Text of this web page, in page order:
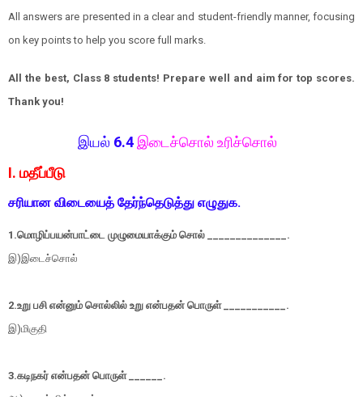
All answers are presented in a clear and student-friendly manner, focusing
on key points to help you score full marks.
All the best, Class 8 students! Prepare well and aim for top scores.
Thank you!
இயல் 6.4 இடைச்சொல் உரிச்சொல்
I. மதீப்பீடு
சரியான விடையைத் தேர்ந்தெடுத்து எழுதுக.
1.மொழிப்பயன்பாட்டை முழுமையாக்கும் சொல் ______________.
இ)இடைச்சொல்
2.உறு பசி என்னும் சொல்லில் உறு என்பதன் பொருள் ___________.
இ)மிகுதி
3.கடிநகர் என்பதன் பொருள் ______.